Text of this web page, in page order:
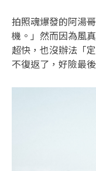
拍照魂爆發的阿湯
機。」然而因為風
超快，也沒辦法「
不復返了，好險最